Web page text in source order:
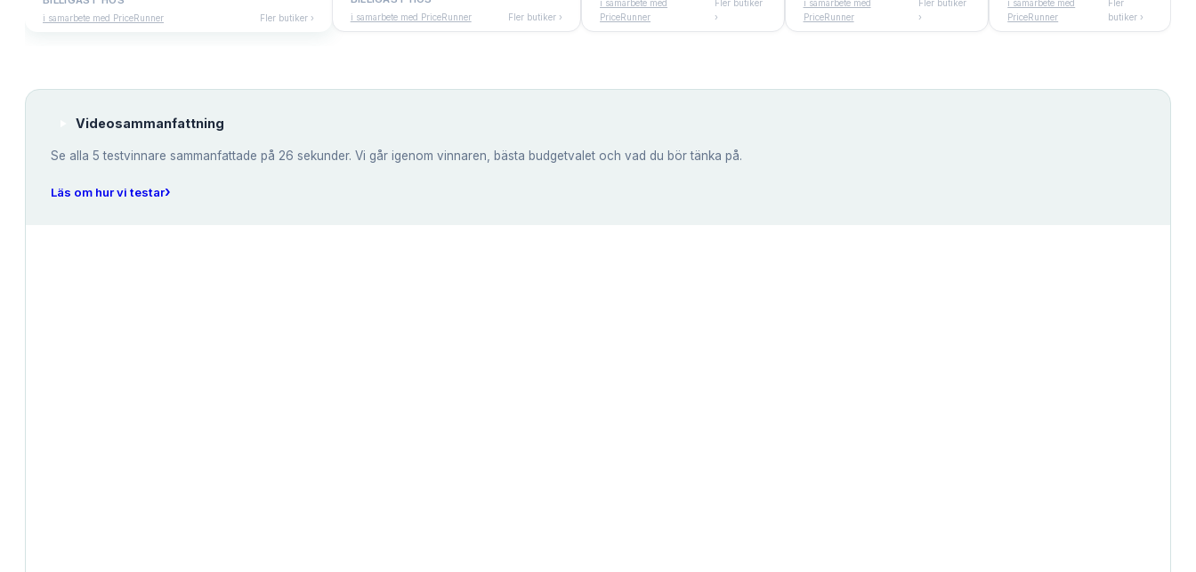
i samarbete med PriceRunner Fler butiker › i samarbete med PriceRunner Fler butiker ›
i samarbete med
PriceRunner
Fler butiker
›
i samarbete med
PriceRunner
Fler butiker
›
i samarbete med
PriceRunner
Fler
butiker ›
Videosammanfattning
Se alla 5 testvinnare sammanfattade på 26 sekunder. Vi går igenom vinnaren, bästa budgetvalet och vad du bör tänka på.
Läs om hur vi testar›